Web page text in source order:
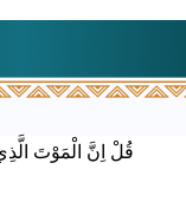
قُلْ اِنَّ الْمَوْتَ